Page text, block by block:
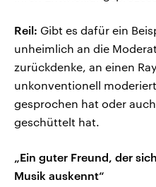
Reil: Gibt es dafür ein
unheimlich an die
zurückdenke, an einen
unkonventionell
gesprochen hat oder
geschüttelt hat.
„Ein guter Freund, der
Musik auskennt“